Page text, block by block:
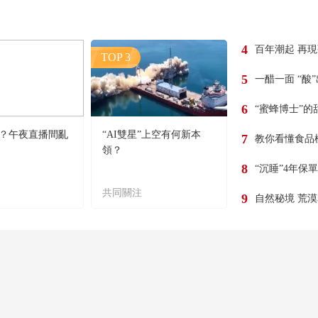
午夜直播間亂
TOP 3
“AI雙星”上空有何新本
領？
共同關注
4 百年潮起 再
5 一醋一面 “酸
6 “蜜蜂博士”的
7 教你看懂食品
8 “沉睡”4年保
9 自然秘境 荒